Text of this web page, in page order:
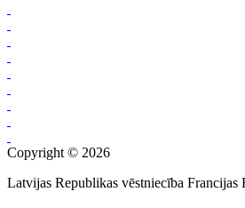
Copyright © 2026
Latvijas Republikas vēstniecība Francijas